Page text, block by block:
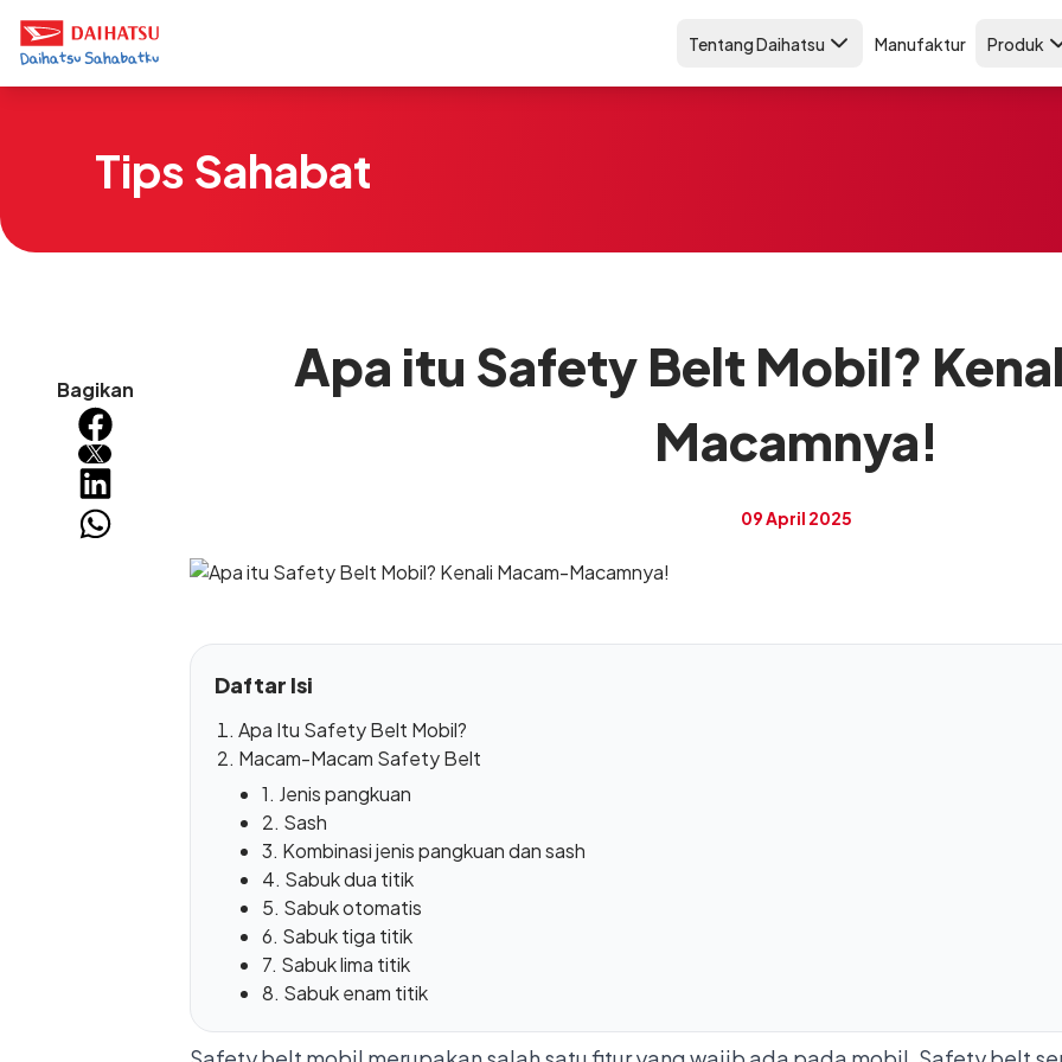
Tentang Daihatsu Manufaktur Produk
Tips Sahabat
Bagikan
Apa itu Safety Belt Mobil?
Macamnya!
09 April 2025
Daftar Isi
Apa Itu Safety Belt Mobil?
Macam-Macam Safety Belt
1. Jenis pangkuan
2. Sash
3. Kombinasi jenis pangkuan dan sash
4. Sabuk dua titik
5. Sabuk otomatis
6. Sabuk tiga titik
7. Sabuk lima titik
8. Sabuk enam titik